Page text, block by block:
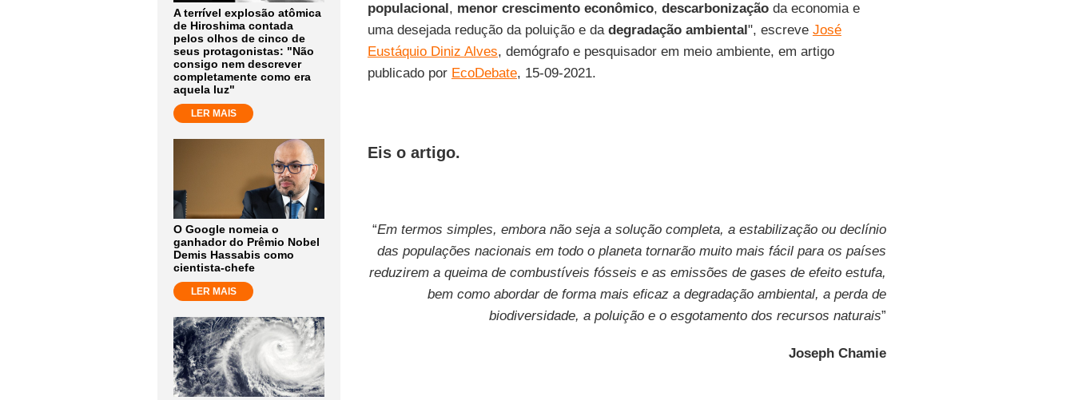
A terrível explosão atômica
de Hiroshima contada
pelos olhos de cinco de
seus protagonistas: "Não
consigo nem descrever
completamente como era
aquela luz"
LER MAIS
O Google nomeia o
ganhador do Prêmio Nobel
Demis Hassabis como
cientista-chefe
LER MAIS
populacional, menor crescimento econômico, descarbonizaçãoda economia e
uma desejada redução da poluição e da degradação ambiental", escreve José
Eustáquio Diniz Alves, demógrafo e pesquisador em meio ambiente, em artigo
publicado por EcoDebate, 15-09-2021.
Eis o artigo.
“Em termos simples, embora não seja a solução completa, a estabilização ou declínio
das populações nacionais em todo o planeta tornarão muito mais fácil para os países
reduzirem a queima de combustíveis fósseis e as emissões de gases de efeito estufa,
bem como abordar de forma mais eficaz a degradação ambiental, a perda de
biodiversidade, a poluição e o esgotamento dos recursos naturais”
Joseph Chamie